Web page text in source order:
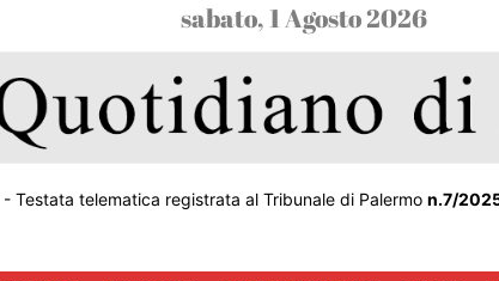
sabato, 1 Agosto 2026
- Testata telematica registrata al Tribunale di Palermo n.7/